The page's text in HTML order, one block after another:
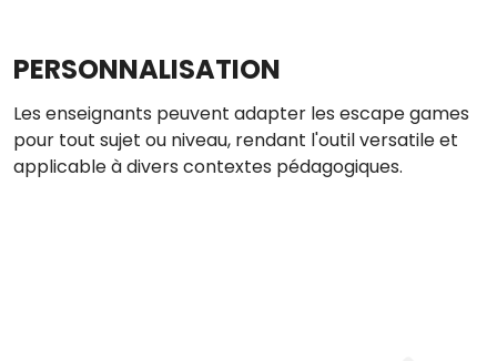
PERSONNALISATION
Les enseignants peuvent adapter les escape games
pour tout sujet ou niveau, rendant l'outil versatile et
applicable à divers contextes pédagogiques.